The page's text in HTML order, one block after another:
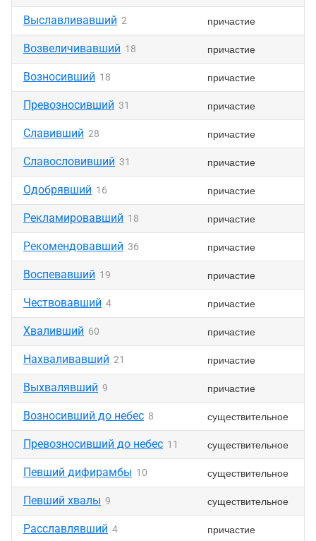
Выславливавший 2 причастие
Возвеличивавший 18 причастие
Возносивший 18 причастие
Превозносивший 31 причастие
Славивший 28 причастие
Славословивший 31 причастие
Одобрявший 16 причастие
Рекламировавший 18 причастие
Рекомендовавший 36 причастие
Воспевавший 19 причастие
Чествовавший 4 причастие
Хваливший 60 причастие
Нахваливавший 21 причастие
Выхвалявший 9 причастие
Возносивший до небес 8 существительное
Превозносивший до небес 11 существительное
Певший дифирамбы 10 существительное
Певший хвалы 9 существительное
Расславлявший 4 причастие